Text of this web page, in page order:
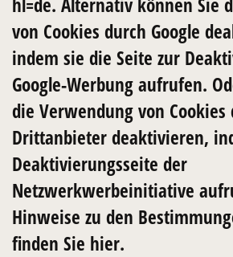
von Cookies durch Google
indem sie die Seite zur
Google-Werbung aufrufen.
die Verwendung von Cookies
Drittanbieter deaktivieren,
Deaktivierungsseite der
Netzwerkwerbeinitiative
Hinweise zu den
finden Sie hier.